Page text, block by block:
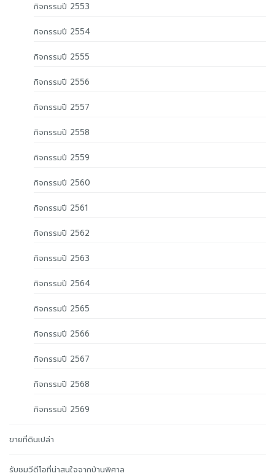
กิจกรรมปี 2553
กิจกรรมปี 2554
กิจกรรมปี 2555
กิจกรรมปี 2556
กิจกรรมปี 2557
กิจกรรมปี 2558
กิจกรรมปี 2559
กิจกรรมปี 2560
กิจกรรมปี 2561
กิจกรรมปี 2562
กิจกรรมปี 2563
กิจกรรมปี 2564
กิจกรรมปี 2565
กิจกรรมปี 2566
กิจกรรมปี 2567
กิจกรรมปี 2568
กิจกรรมปี 2569
ขายที่ดินเปล่า
รับชมวีดีโอที่น่าสนใจจากบ้านพิศาล